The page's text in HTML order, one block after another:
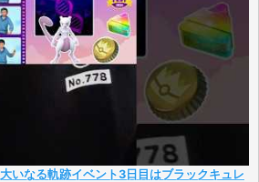
大いなる軌跡イベント3日目はブラックキュレ